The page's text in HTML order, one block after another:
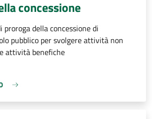
concessione
proroga della concessione di
pubblico per svolgere attività non
attività benefiche